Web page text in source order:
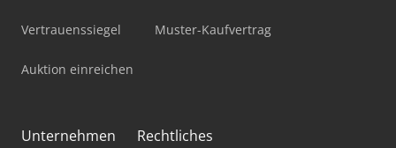
Vertrauenssiegel
Auktion einreichen
Muster-Kaufvertrag
Unternehmen Rechtliches